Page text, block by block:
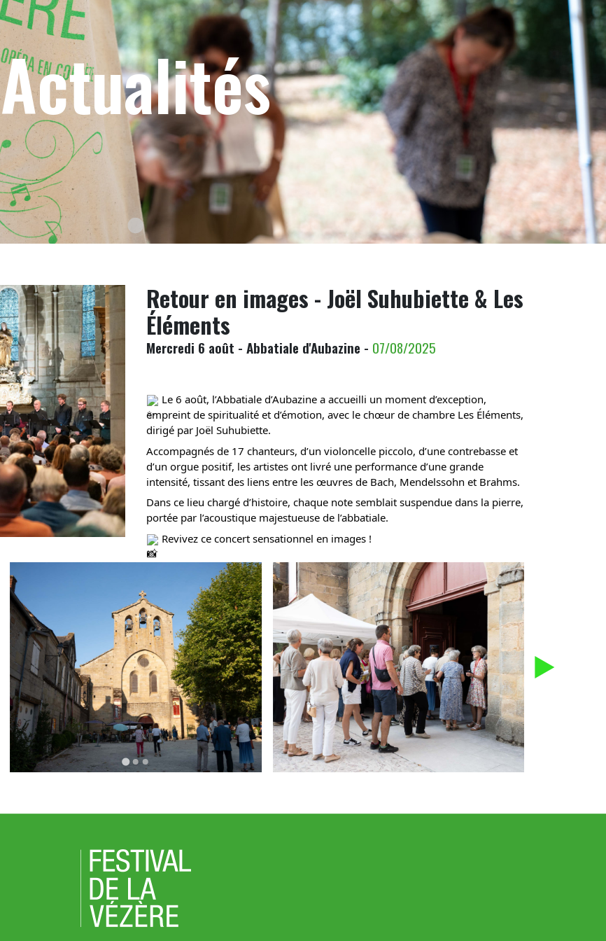
Texte du slide
Actualités
Retour en images - Joël Suhubiette & Les
Éléments
Mercredi 6 août - Abbatiale d'Aubazine - 07/08/2025
Le 6 août, l’Abbatiale d’Aubazine a accueilli un moment d’exception,
empreint de spiritualité et d’émotion, avec le chœur de chambre Les Éléments,
dirigé par Joël Suhubiette.
Accompagnés de 17 chanteurs, d’un violoncelle piccolo, d’une contrebasse et
d’un orgue positif, les artistes ont livré une performance d’une grande
intensité, tissant des liens entre les œuvres de Bach, Mendelssohn et Brahms.
Dans ce lieu chargé d’histoire, chaque note semblait suspendue dans la pierre,
portée par l’acoustique majestueuse de l’abbatiale.
Revivez ce concert sensationnel en images !